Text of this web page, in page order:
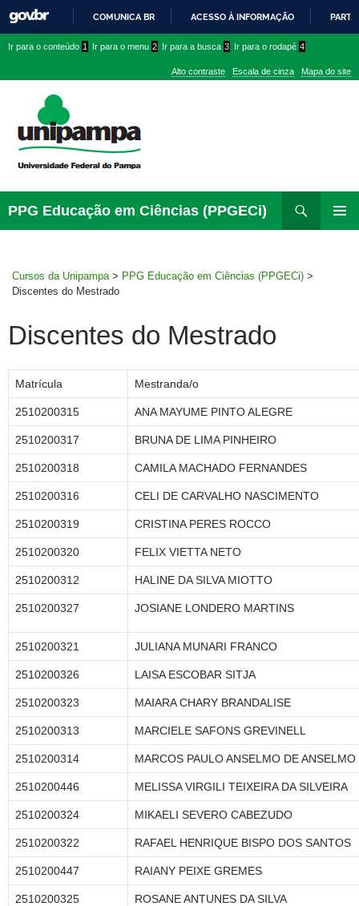
PARA
CONTEÚDO
COMUNICA BR ACESSO À INFORMAÇÃO
conteúdo
menu
superior
menu
Ir para o conteúdo 1 Ir para o menu 2 Ir para a busca 3 Ir para o rodapé 4
Alto contraste Escala de cinza Mapa do site
PPG Educação em Ciências (PPGECi)
Cursos da Unipampa > PPG Educação em Ciências (PPGECi) >
Discentes do Mestrado
Discentes do Mestrado
Matrícula Mestranda/o
2510200315 ANA MAYUME PINTO ALEGRE
2510200317 BRUNA DE LIMA PINHEIRO
2510200318 CAMILA MACHADO FERNANDES
2510200316 CELI DE CARVALHO NASCIMENTO
2510200319 CRISTINA PERES ROCCO
2510200320 FELIX VIETTA NETO
2510200312 HALINE DA SILVA MIOTTO
2510200327 JOSIANE LONDERO MARTINS
2510200321 JULIANA MUNARI FRANCO
2510200326 LAISA ESCOBAR SITJA
2510200323 MAIARA CHARY BRANDALISE
2510200313 MARCIELE SAFONS GREVINELL
2510200314 MARCOS PAULO ANSELMO DE ANSELMO
2510200446 MELISSA VIRGILI TEIXEIRA DA SILVEIRA
2510200324 MIKAELI SEVERO CABEZUDO
2510200322 RAFAEL HENRIQUE BISPO DOS SANTOS
2510200447 RAIANY PEIXE GREMES
2510200325 ROSANE ANTUNES DA SILVA